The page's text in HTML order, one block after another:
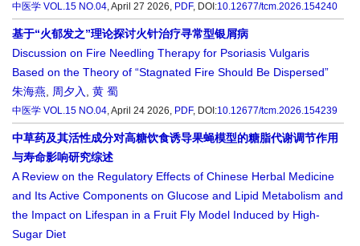
中医学 VOL.15 NO.04, April 27 2026, PDF, DOI:10.12677/tcm.2026.154240
基于“火郁发之”理论探讨火针治疗寻常型银屑病
Discussion on Fire Needling Therapy for Psoriasis Vulgaris
Based on the Theory of “Stagnated Fire Should Be Dispersed”
朱海燕
周夕入 黄 蜀
中医学 VOL.15 NO.04, April 24 2026, PDF, DOI:10.12677/tcm.2026.154239
中草药及其活性成分对高糖饮食诱导果蝇模型的糖脂代谢调节作用
与寿命影响研究综述
A Review on the Regulatory Effects of Chinese Herbal Medicine
and Its Active Components on Glucose and Lipid Metabolism and
the Impact on Lifespan in a Fruit Fly Model Induced by High-
Sugar Diet